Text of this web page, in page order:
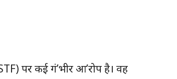
पर कई गं’भीर आ’रोप है। वह